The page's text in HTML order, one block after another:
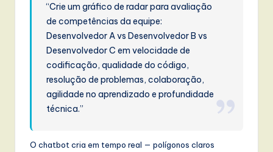
“Crie um gráfico de radar para avaliação
de competências da equipe:
Desenvolvedor A vs Desenvolvedor B vs
Desenvolvedor C em velocidade de
codificação, qualidade do código,
resolução de problemas, colaboração,
agilidade no aprendizado e profundidade
técnica.”
O chatbot cria em tempo real — polígonos claros